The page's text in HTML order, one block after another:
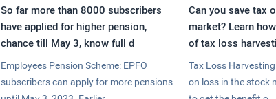
So far more than 8000 subscribers
have applied for higher pension,
chance till May 3, know full d
Employees Pension Scheme: EPFO
subscribers can apply for more pensions
Can you save tax
market? Learn
of tax loss
Tax Loss
on loss in the stock